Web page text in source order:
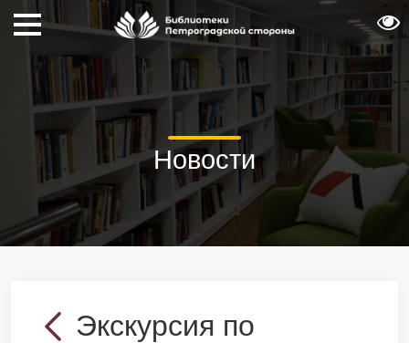
Новости
Экскурсия по